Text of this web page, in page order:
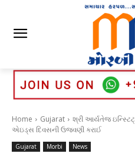
Home Gujarat
શ્રી આર્યતેજ
એઇડ્સ દિવસની ઉજવણી કરાઈ
Gujarat Morbi News